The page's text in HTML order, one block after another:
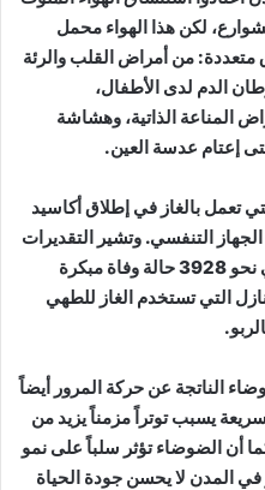
لكن هذا الهواء محمل
من أمراض القلب والرئة
الدم لدى الأطفال،
المناعة الذاتية، وهشاشة
إعتام عدسة العين.
تعمل بالغاز في إطلاق أكاسيد
التنفسي. وتشير التقديرات
إلى أن مواقد الغاز وحدها تساهم في نحو 3928 حالة وفاة مبكرة
التي تستخدم الغاز للطهي
الناتجة عن حركة المرور أيضاً
يسبب توتراً مزمناً يزيد من
أن الضوضاء تؤثر سلباً على نمو
المدن لا يحسن جودة الحياة